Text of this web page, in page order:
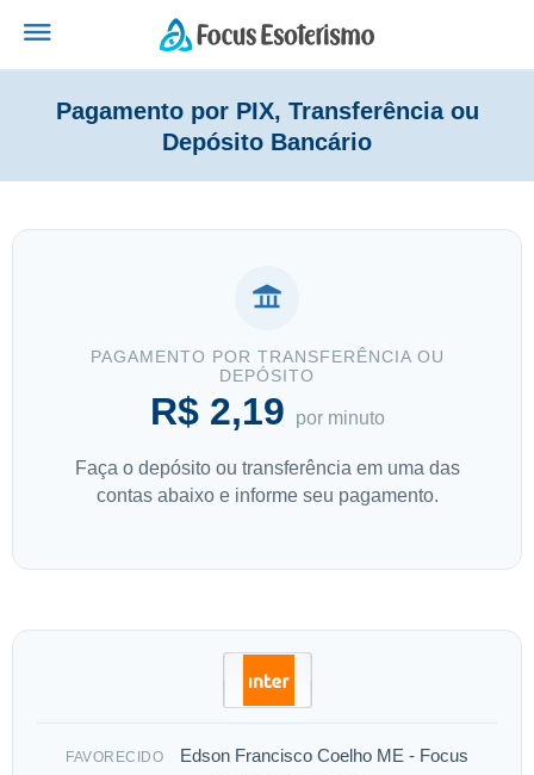
Pagamento por PIX, Transferência ou
Depósito Bancário
PAGAMENTO POR TRANSFERÊNCIA OU
DEPÓSITO
R$ 2,19 por minuto
Faça o depósito ou transferência em uma das
contas abaixo e informe seu pagamento.
FAVORECIDO Edson Francisco Coelho ME - Focus